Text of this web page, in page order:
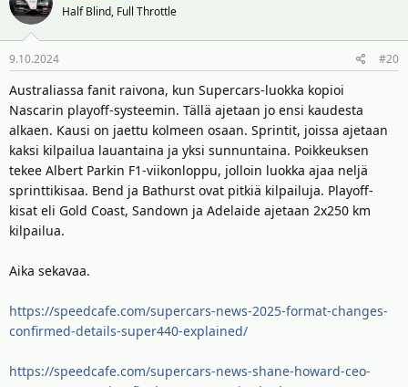
Half Blind, Full Throttle
9.10.2024 #20
Australiassa fanit raivona, kun Supercars-luokka kopioi
Nascarin playoff-systeemin. Tällä ajetaan jo ensi kaudesta
alkaen. Kausi on jaettu kolmeen osaan. Sprintit, joissa ajetaan
kaksi kilpailua lauantaina ja yksi sunnuntaina. Poikkeuksen
tekee Albert Parkin F1-viikonloppu, jolloin luokka ajaa neljä
sprinttikisaa. Bend ja Bathurst ovat pitkiä kilpailuja. Playoff-
kisat eli Gold Coast, Sandown ja Adelaide ajetaan 2x250 km
kilpailua.
Aika sekavaa.
https://speedcafe.com/supercars-news-2025-format-changes-
confirmed-details-super440-explained/
https://speedcafe.com/supercars-news-shane-howard-ceo-